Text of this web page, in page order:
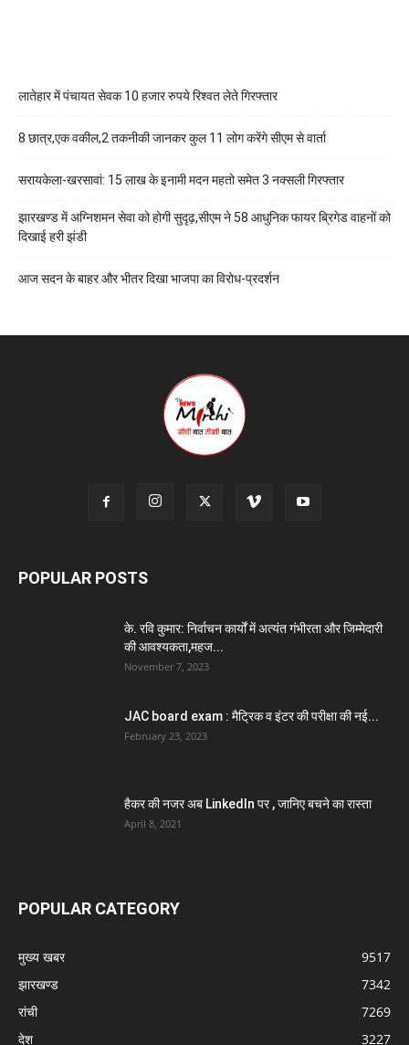
लातेहार में पंचायत सेवक 10 हजार रुपये रिश्वत लेते गिरफ्तार
8 छात्र,एक वकील,2 तकनीकी जानकर कुल 11 लोग करेंगे सीएम से वार्ता
सरायकेला-खरसावां: 15 लाख के इनामी मदन महतो समेत 3 नक्सली गिरफ्तार
झारखण्ड में अग्निशमन सेवा को होगी सुदृढ़,सीएम ने 58 आधुनिक फायर ब्रिगेड वाहनों को
दिखाई हरी झंडी
आज सदन के बाहर और भीतर दिखा भाजपा का विरोध-प्रदर्शन
POPULAR POSTS
के. रवि कुमार: निर्वाचन कार्यों में अत्यंत गंभीरता और जिम्मेदारी
की आवश्यकता,महज...
November 7, 2023
JAC board exam : मैट्रिक व इंटर की परीक्षा की नई...
February 23, 2023
हैकर की नजर अब LinkedIn पर , जानिए बचने का रास्ता
April 8, 2021
POPULAR CATEGORY
मुख्य खबर
9517
झारखण्ड
7342
रांची
7269
देश
3227